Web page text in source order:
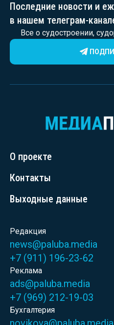
Последние новости и
в нашем телеграм-
Все о судостроении,
О проекте
Контакты
Выходные данные
Редакция
news@paluba.media
+7 (911) 196-23-62
Реклама
ads@paluba.media
+7 (969) 212-19-03
Бухгалтерия